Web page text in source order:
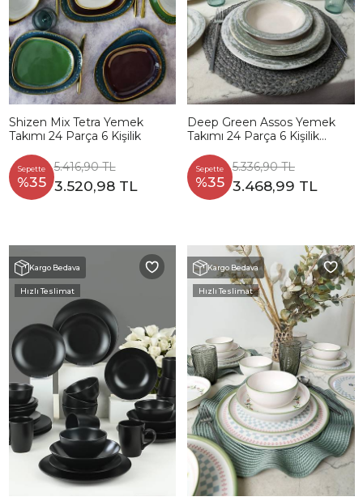
Shizen Mix Tetra Yemek
Takımı 24 Parça 6 Kişilik
Sepette
%35
5.416,90 TL
3.520,98 TL
Deep Green Assos Yemek
Takımı 24 Parça 6 Kişilik
Sepette
%35
5.336,90 TL
3.468,99 TL
Kargo Bedava
Hızlı Teslimat
Kargo Bedava
Hızlı Teslimat